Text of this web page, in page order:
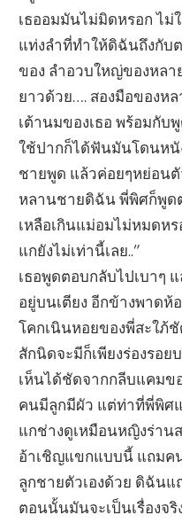
เธออมมันไม่มิดหรอก ไม่
แท่งลำที่ทำให้ดิฉันถึงกับ
ของ ลำอวบใหญ่ของหล
ยาวด้วย…. สองมือของห
เต้านมของเธอ พร้อมกับ
ใช้ปากก็ได้ฟันมันโดนหนั
ชายพูด แล้วค่อยๆหย่อนตั
หลานชายดิฉัน พี่พิศก็พูด
เหลือเกินแม่อมไม่หมดห
แกยังไม่เท่านี้เลย..”
เธอพูดตอบกลับไปเบาๆ
อยู่บนเตียง อีกข้างพาดห้
โคกเนินหอยของพี่สะใภ้
สักนิดจะมีก็เพียงร่องรอ
เห็นได้ชัดจากกลีบแคมข
คนมีลูกมีผัว แต่ท่าที่พี่พิศ
แกช่างดูเหมือนหญิงร่าน
อ้าเชิญแขกแบบนี้ แถมค
ลูกชายตัวเองด้วย ดิฉันแ
ตอนนั้นมันจะเป็นเรื่องจ